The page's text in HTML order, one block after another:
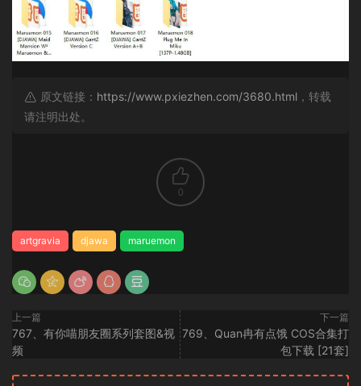
原文链接： https://www.pxiezhen.com/3680.html ，转载
请注明出处。
0
artgravia djawa maruemon
上一篇
767、有你喵朋友圈系列套图&视
频
下一篇
769、Quan冉有点饿 COS合集打
包下载 [21套]